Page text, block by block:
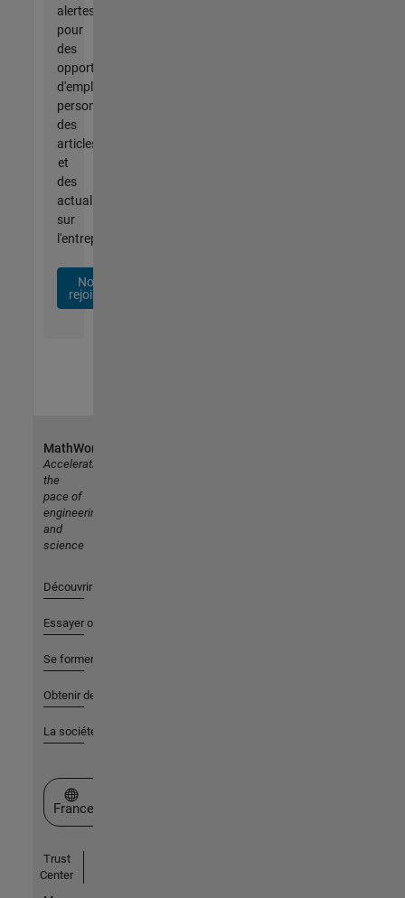
alertes
pour
des
opportunités
d'emploi
personnalisées,
des
articles
et
des
actualités
sur
l'entreprise.
Nous
rejoindre
MathWorks
Accelerating
the
pace of
engineering
and
science
Découvrir les produits
Essayer ou acheter
Se former
Obtenir de l'aide
La société
Sélectionner un site web
France
Trust
Center